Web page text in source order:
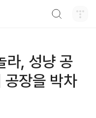
라, 성냥 공
공장을 박차